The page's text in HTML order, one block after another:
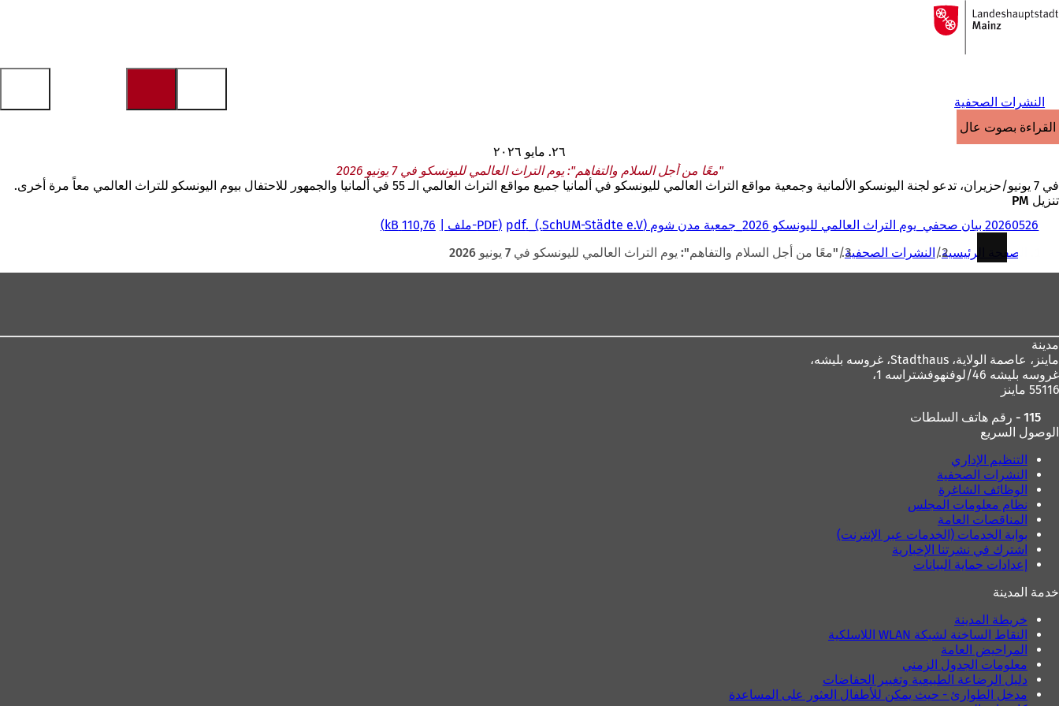
الانتقال إلى المحتوى
إلى
الصفحة
النشرات الصحفية
القراءة بصوت عالٍ
٢٦. مايو ٢٠٢٦
"معًا من أجل السلام والتفاهم": يوم التراث العالمي لليونسكو في 7 يونيو 2026
في 7 يونيو/حزيران، تدعو لجنة اليونسكو الألمانية وجمعية مواقع التراث العالمي لليونسكو في ألمانيا جميع مواقع التراث العالمي الـ 55 في ألمانيا والجمهور للاحتفال بيوم اليونسكو للتراث العالمي معاً مرة أخرى.
تنزيل PM
20260526 بيان صحفي_يوم التراث العالمي لليونسكو 2026_جمعية مدن شوم (SchUM-Städte e.V.)_.pdf
PDF-ملف 110,76 kB
الصفحة الرئيسية النشرات الصحفية "معًا من أجل السلام والتفاهم": يوم التراث العالمي لليونسكو في 7 يونيو 2026
مدينة
ماينز، عاصمة الولاية،
غروسه بليشه 46/لوفنهوفشتراسه 1،
55116 ماينز
115 - رقم هاتف السلطات
الوصول السريع
التنظيم الإداري
النشرات الصحفية
الوظائف الشاغرة
نظام معلومات المجلس
المناقصات العامة
بوابة الخدمات (الخدمات عبر الإنترنت)
اشترك في نشرتنا الإخبارية
إعدادات حماية البيانات
خدمة المدينة
خريطة المدينة
النقاط الساخنة لشبكة WLAN اللاسلكية
المراحيض العامة
معلومات الجدول الزمني
دليل الرضاعة الطبيعية وتغيير الحفاضات
مدخل الطوارئ - حيث يمكن للأطفال العثور على المساعدة